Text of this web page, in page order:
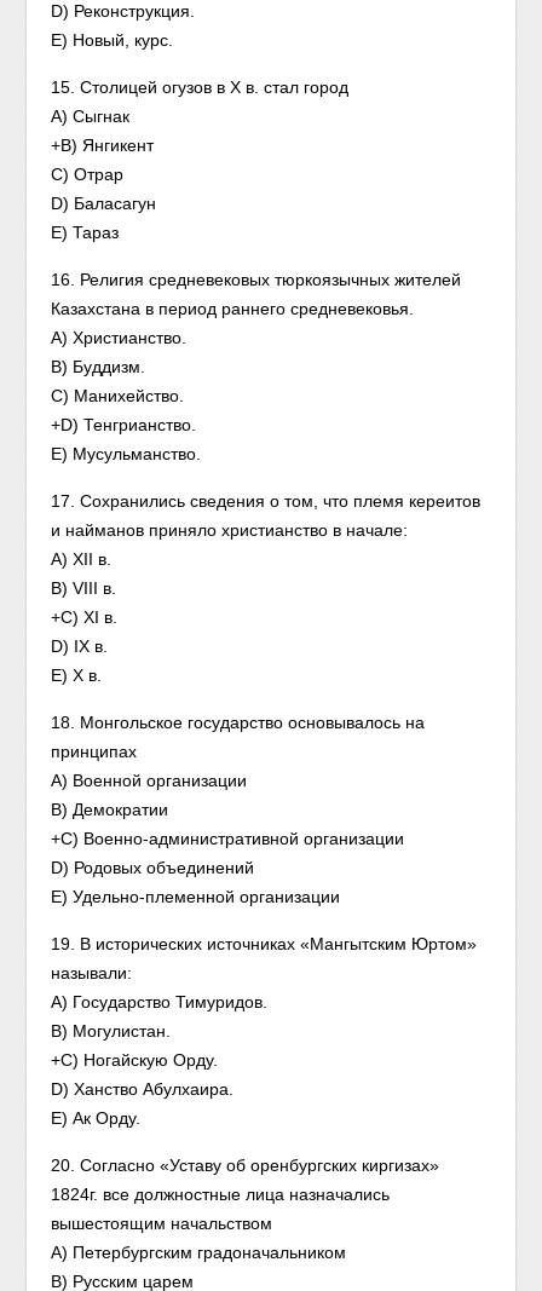
D) Реконструкция.
E) Новый, курс.
15. Столицей огузов в X в. стал город
A) Сыгнак
+B) Янгикент
C) Отрар
D) Баласагун
E) Тараз
16. Религия средневековых тюркоязычных жителей
Казахстана в период раннего средневековья.
A) Христианство.
B) Буддизм.
C) Манихейство.
+D) Тенгрианство.
E) Мусульманство.
17. Сохранились сведения о том, что племя кереитов
и найманов приняло христианство в начале:
A) XII в.
B) VIII в.
+C) XI в.
D) IX в.
E) Х в.
18. Монгольское государство основывалось на
принципах
A) Военной организации
B) Демократии
+C) Военно-административной организации
D) Родовых объединений
E) Удельно-племенной организации
19. В исторических источниках «Мангытским Юртом»
называли:
A) Государство Тимуридов.
B) Могулистан.
+C) Ногайскую Орду.
D) Ханство Абулхаира.
E) Ак Орду.
20. Согласно «Уставу об оренбургских киргизах»
1824г. все должностные лица назначались
вышестоящим начальством
A) Петербургским градоначальником
B) Русским царем